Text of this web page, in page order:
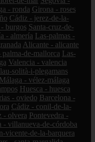
- ronda Girona - roses
Cádiz - jerez-de-la-
burgos Santa-cruz-de-
- almería Las-palmas -
Alicante - alicante
palma-de-mallorca Las-
Valencia - valencia
solità-i-plegamans
Málaga - vélez-málaga
Huesca - huesca
- oviedo Barcelona -
Cádiz - conil-de-la-
- olvera Pontevedra -
- villanueva-de-córdoba
vicente-de-la-barquera